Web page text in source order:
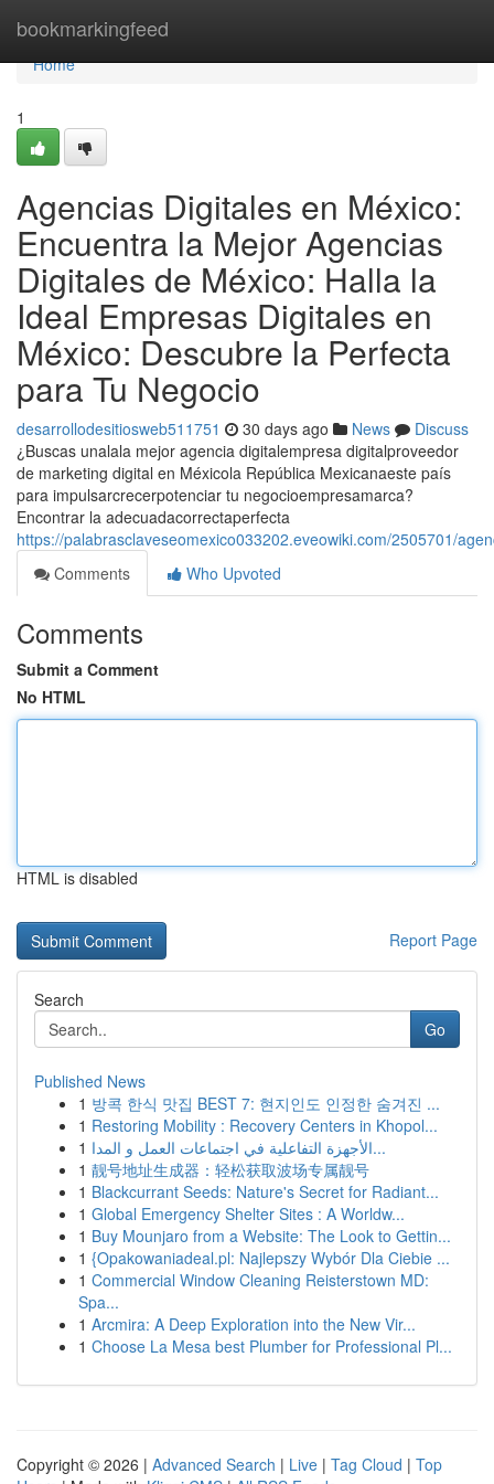
bookmarkingfeed
Home
Home
1
Agencias Digitales en México:
Encuentra la Mejor Agencias
Digitales de México: Halla la
Ideal Empresas Digitales en
México: Descubre la Perfecta
para Tu Negocio
desarrollodesitiosweb511751 30 days ago News
Discuss
¿Buscas unalala mejor agencia digitalempresa digitalproveedor
de marketing digital en Méxicola República Mexicanaeste país
para impulsarcrecerpotenciar tu negocioempresamarca?
Encontrar la adecuadacorrectaperfecta
https://palabrasclaveseomexico033202.eveowiki.com/2505701/
Comments
Who Upvoted
Comments
Submit a Comment
No HTML
HTML is disabled
Report Page
Search
Go
Published News
1 방콕 한식 맛집 BEST 7: 현지인도 인정한 숨겨진 ...
1 Restoring Mobility : Recovery Centers in Khopol...
1
الأجهزة التفاعلية في اجتماعات العمل و المدا...
1 靓号地址生成器：轻松获取波场专属靓号
1 Blackcurrant Seeds: Nature's Secret for Radiant...
1 Global Emergency Shelter Sites : A Worldw...
1 Buy Mounjaro from a Website: The Look to Gettin...
1 {Opakowaniadeal.pl: Najlepszy Wybór Dla Ciebie ...
1 Commercial Window Cleaning Reisterstown MD:
Spa...
1 Arcmira: A Deep Exploration into the New Vir...
1 Choose La Mesa best Plumber for Professional Pl...
Copyright © 2026 | Advanced Search | Live | Tag Cloud | Top